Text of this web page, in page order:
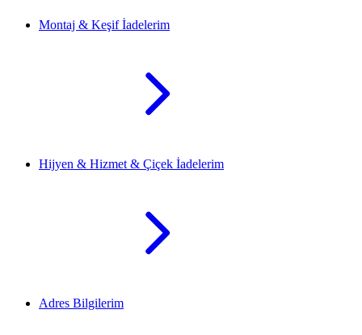
Montaj & Keşif İadelerim
Hijyen & Hizmet & Çiçek İadelerim
Adres Bilgilerim